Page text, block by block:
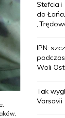
Stefcia
do
IPN:
Woli
Tak
Varsovii